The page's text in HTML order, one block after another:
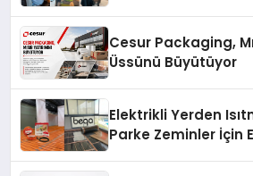
Cesur Packaging,
Üssünü Büyütüyor
Elektrikli Yerden
Parke Zeminler İçin